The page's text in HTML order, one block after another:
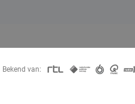
Bekend van: